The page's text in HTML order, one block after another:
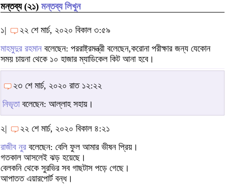
মন্তব্য (২১) মন্তব্য লিখুন
১|
২২ শে মার্চ, ২০২০ বিকাল ৩:৫৯
মাহমুদুর রহমান বলেছেন: পররাষ্ট্রমন্ত্রী বলেছেন,করোনা পরীক্ষার জন্য যেকোন
সময় চায়না থেকে ১০ হাজার ম্যাডিকেল কিট আনা হবে।
২৩ শে মার্চ, ২০২০ রাত ১২:২২
নিভৃতা বলেছেন: আল্লাহ সহায়।
২|
২২ শে মার্চ, ২০২০ বিকাল ৪:২১
রাজীব নুর বলেছেন: বেলি ফুল আমার ভীষন প্রিয়।
গতকাল আসলেই ঝড় হয়েছে।
বেলকনি থেকে সুরভির সব গাছটাস পড়ে গেছে।
আপাতত এয়ারপোর্ট বন্ধ।